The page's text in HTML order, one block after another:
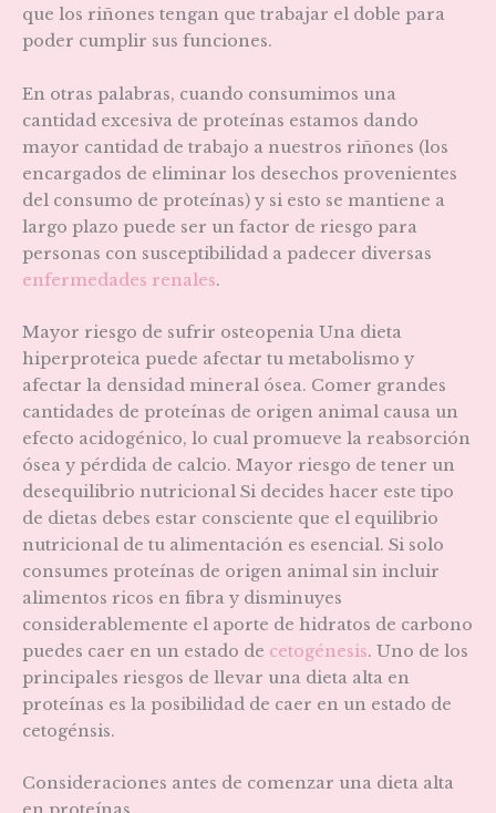
que los riñones tengan que trabajar el doble para
poder cumplir sus funciones.
En otras palabras, cuando consumimos una
cantidad excesiva de proteínas estamos dando
mayor cantidad de trabajo a nuestros riñones (los
encargados de eliminar los desechos provenientes
del consumo de proteínas) y si esto se mantiene a
largo plazo puede ser un factor de riesgo para
personas con susceptibilidad a padecer diversas
enfermedades renales.
Mayor riesgo de sufrir osteopenia Una dieta
hiperproteica puede afectar tu metabolismo y
afectar la densidad mineral ósea. Comer grandes
cantidades de proteínas de origen animal causa un
efecto acidogénico, lo cual promueve la reabsorción
ósea y pérdida de calcio. Mayor riesgo de tener un
desequilibrio nutricional Si decides hacer este tipo
de dietas debes estar consciente que el equilibrio
nutricional de tu alimentación es esencial. Si solo
consumes proteínas de origen animal sin incluir
alimentos ricos en fibra y disminuyes
considerablemente el aporte de hidratos de carbono
puedes caer en un estado de cetogénesis. Uno de los
principales riesgos de llevar una dieta alta en
proteínas es la posibilidad de caer en un estado de
cetogénsis.
Consideraciones antes de comenzar una dieta alta